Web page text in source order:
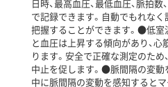
日時、最高血圧、最低血圧、脈拍
で記録できます。自動でもれな
把握することができます。●低
と血圧は上昇する傾向があり、心
ります。安全で正確な測定のた
中止を促します。●脈間隔の変
中に脈間隔の変動を感知すると